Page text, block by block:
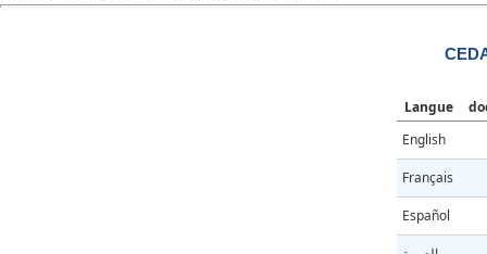
Langue
English
Français
Español